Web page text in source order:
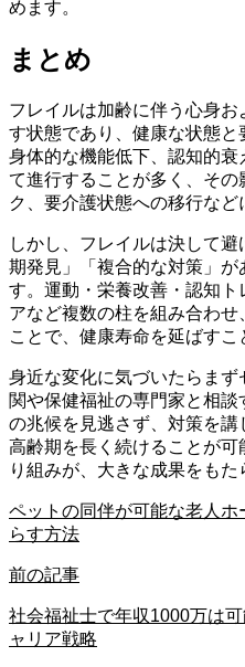
めます。
まとめ
フレイルは加齢に伴う心身
す状態であり、健康な状態と
身体的な機能低下、認知的
て進行することが多く、そ
ク、要介護状態への移行など
しかし、フレイルは決して
期発見」「複合的な対策」
す。運動・栄養改善・認知
アなど複数の柱を組み合わ
ことで、健康寿命を延ばすこ
身近な変化に気づいたらま
関や保健福祉の専門家と相
の兆候を見逃さず、対策を
高齢期を長く続けることが
り組みが、大きな成果をもた
ペットの同伴が可能な老人
らす方法
前の記事
社会福祉士で年収1000万は
ャリア戦略